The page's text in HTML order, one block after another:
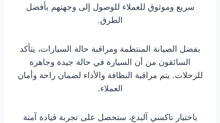
سريع وموثوق للعملاء للوصول إلى وجهتهم بأفضل
الطرق.
بفضل الصيانة المنتظمة ومراقبة حالة السيارات، يتأكد
السائقون من أن السيارة في حالة جيدة وجاهزة
للرحلات. يتم مراقبة النظافة والأداء لضمان راحة وأمان
العملاء.
باختيار تاكسي آلبدع، ستحصل على تجربة قيادة آمنة